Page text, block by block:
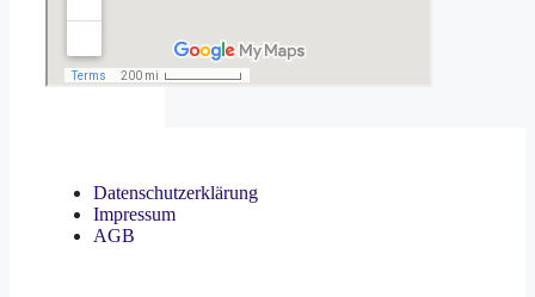
Datenschutzerklärung
Impressum
AGB